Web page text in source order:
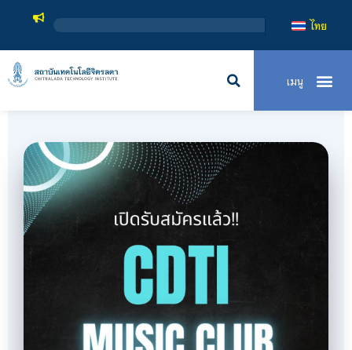
สถาบันเทคโนโลยีจิตรลดา เ
ไทย